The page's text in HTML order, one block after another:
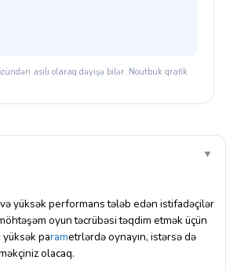
asılı olaraq dəyişə bilər. Noutbuk qrafik
▼
yüksək performans tələb edən istifadəçilər
oyun təcrübəsi təqdim etmək üçün
parametrlərdə oynayın, istərsə də
olacaq.